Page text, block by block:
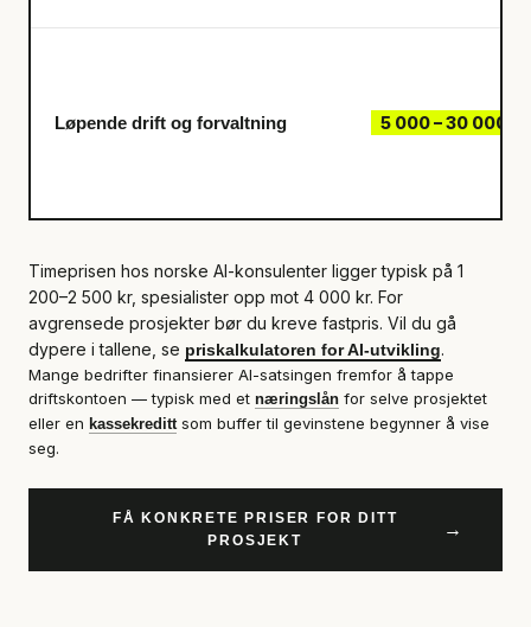
Løpende drift og forvaltning 5 000 – 30 000
Timeprisen hos norske AI-konsulenter ligger typisk på 1
200–2 500 kr, spesialister opp mot 4 000 kr. For
avgrensede prosjekter bør du kreve fastpris. Vil du gå
dypere i tallene, se priskalkulatoren for AI-utvikling.
Mange bedrifter finansierer AI-satsingen fremfor å tappe
driftskontoen — typisk med et næringslån for selve prosjektet
eller en kassekreditt som buffer til gevinstene begynner å vise
seg.
FÅ KONKRETE PRISER FOR DITT
PROSJEKT
→